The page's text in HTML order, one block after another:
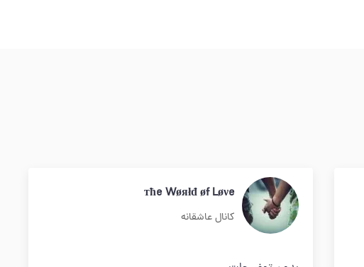
тħe Wøяłđ øf Løνe
کانال عاشقانه